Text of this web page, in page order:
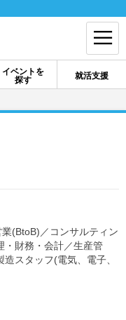
イベントを
探す
就活支援
ログイン
お知らせ
(BtoB) ／ コンサルティン
・財務・会計／生産管
造スタッフ(電気、電子、